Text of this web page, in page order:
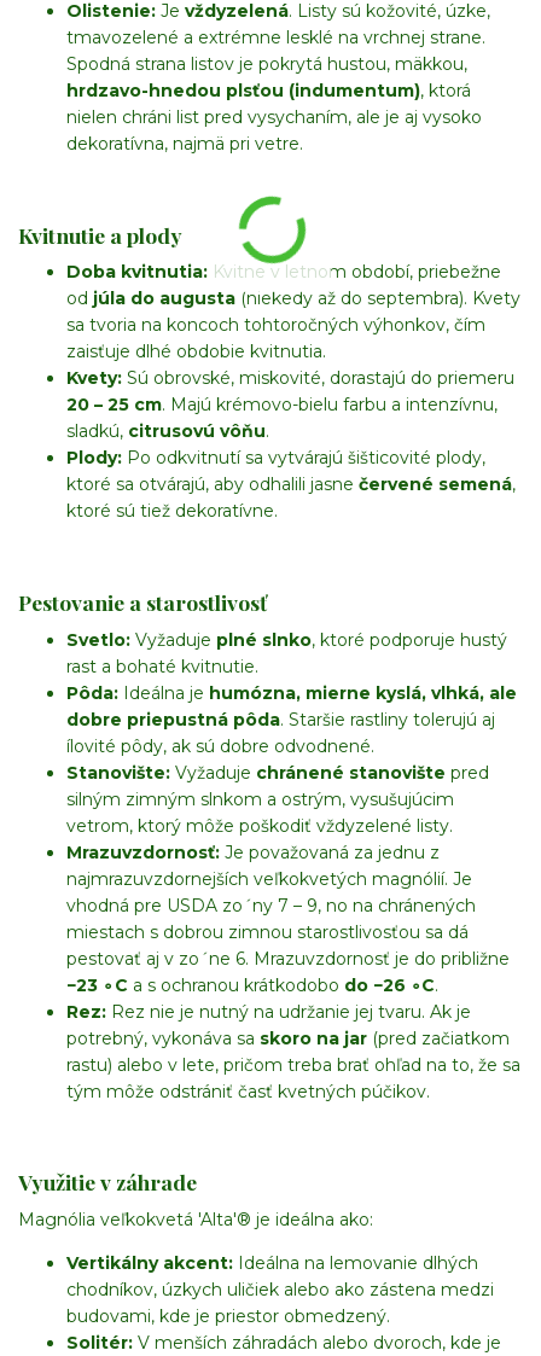
Olistenie: Je vždyzelená. Listy sú kožovité, úzke,
tmavozelené a extrémne lesklé na vrchnej strane.
Spodná strana listov je pokrytá hustou, mäkkou,
hrdzavo-hnedou plsťou (indumentum), ktorá
nielen chráni list pred vysychaním, ale je aj vysoko
dekoratívna, najmä pri vetre.
Kvitnutie a plody
Doba kvitnutia: Kvitne v letnom období, priebežne
od júla do augusta (niekedy až do septembra). Kvety
sa tvoria na koncoch tohtoročných výhonkov, čím
zaisťuje dlhé obdobie kvitnutia.
Kvety: Sú obrovské, miskovité, dorastajú do priemeru
20 – 25 cm. Majú krémovo-bielu farbu a intenzívnu,
sladkú, citrusovú vôňu.
Plody: Po odkvitnutí sa vytvárajú šišticovité plody,
ktoré sa otvárajú, aby odhalili jasne červené semená,
ktoré sú tiež dekoratívne.
Pestovanie a starostlivosť
Svetlo: Vyžaduje plné slnko, ktoré podporuje hustý
rast a bohaté kvitnutie.
Pôda: Ideálna je humózna, mierne kyslá, vlhká, ale
dobre priepustná pôda. Staršie rastliny tolerujú aj
ílovité pôdy, ak sú dobre odvodnené.
Stanovište: Vyžaduje chránené stanovište pred
silným zimným slnkom a ostrým, vysušujúcim
vetrom, ktorý môže poškodiť vždyzelené listy.
Mrazuvzdornosť: Je považovaná za jednu z
najmrazuvzdornejších veľkokvetých magnólií. Je
vhodná pre USDA zo ˊny 7 – 9, no na chránených
miestach s dobrou zimnou starostlivosťou sa dá
pestovať aj v zo ˊne 6. Mrazuvzdornosť je do približne
−23 ∘ C a s ochranou krátkodobo do −26 ∘C.
Rez: Rez nie je nutný na udržanie jej tvaru. Ak je
potrebný, vykonáva sa skoro na jar (pred začiatkom
rastu) alebo v lete, pričom treba brať ohľad na to, že sa
tým môže odstrániť časť kvetných púčikov.
Využitie v záhrade
Magnólia veľkokvetá 'Alta'® je ideálna ako:
Vertikálny akcent: Ideálna na lemovanie dlhých
chodníkov, úzkych uličiek alebo ako zástena medzi
budovami, kde je priestor obmedzený.
Solitér: V menších záhradách alebo dvoroch, kde je